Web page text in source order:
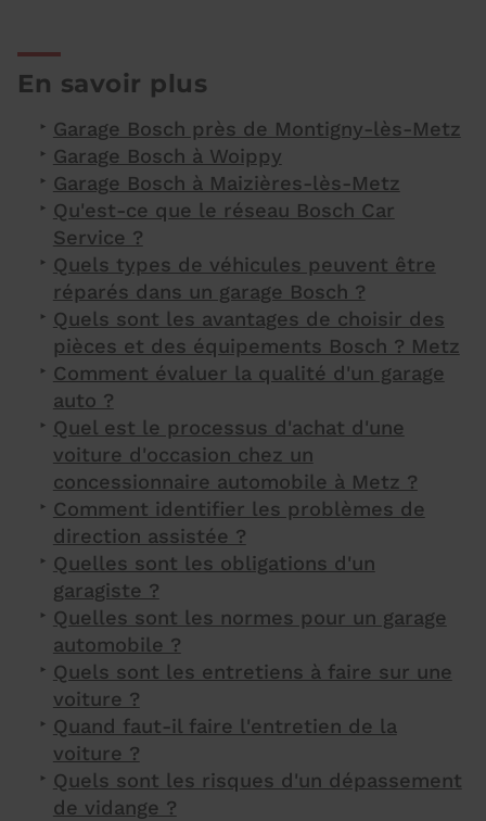
En savoir plus
Garage Bosch près de Montigny-lès-Metz
Garage Bosch à Woippy
Garage Bosch à Maizières-lès-Metz
Qu'est-ce que le réseau Bosch Car
Service ?
Quels types de véhicules peuvent être
réparés dans un garage Bosch ?
Quels sont les avantages de choisir des
pièces et des équipements Bosch ? Metz
Comment évaluer la qualité d'un garage
auto ?
Quel est le processus d'achat d'une
voiture d'occasion chez un
concessionnaire automobile à Metz ?
Comment identifier les problèmes de
direction assistée ?
Quelles sont les obligations d'un
garagiste ?
Quelles sont les normes pour un garage
automobile ?
Quels sont les entretiens à faire sur une
voiture ?
Quand faut-il faire l'entretien de la
voiture ?
Quels sont les risques d'un dépassement
de vidange ?